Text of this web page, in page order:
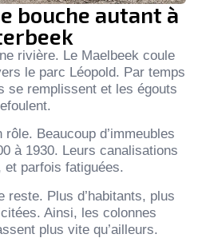
bouche autant à
rivière. Le Maelbeek coule
le parc Léopold. Par temps
se remplissent et les égouts
Beaucoup d’immeubles
à 1930. Leurs canalisations
et parfois fatiguées.
reste. Plus d’habitants, plus
Ainsi, les colonnes
plus vite qu’ailleurs.